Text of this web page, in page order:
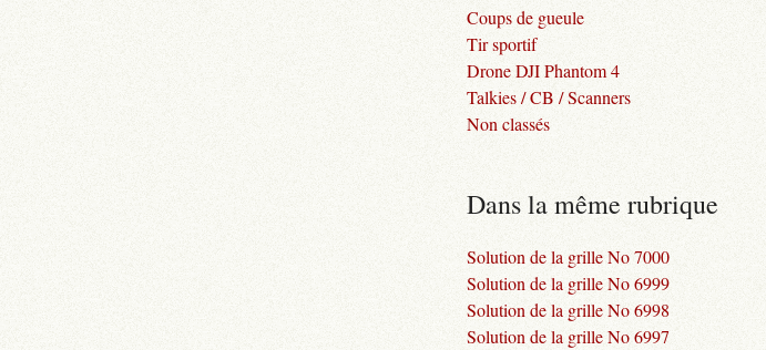
Coups de gueule
Tir sportif
Drone DJI Phantom 4
Talkies / CB / Scanners
Non classés
Dans la même rubrique
Solution de la grille No 7000
Solution de la grille No 6999
Solution de la grille No 6998
Solution de la grille No 6997